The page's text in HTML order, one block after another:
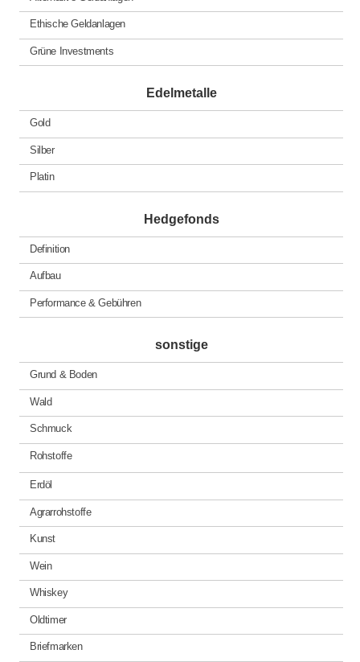
Ethische Geldanlagen
Grüne Investments
Edelmetalle
Gold
Silber
Platin
Hedgefonds
Definition
Aufbau
Performance & Gebühren
sonstige
Grund & Boden
Wald
Schmuck
Rohstoffe
Erdöl
Agrarrohstoffe
Kunst
Wein
Whiskey
Oldtimer
Briefmarken